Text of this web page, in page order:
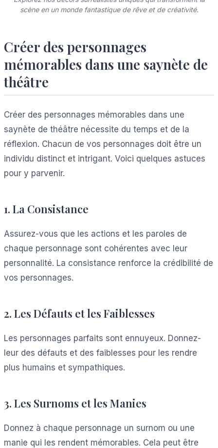
scène en un monde fantastique de rêve et de créativité.
Créer des personnages
mémorables dans une saynète de
théâtre
Créer des personnages mémorables dans une
saynète de théâtre nécessite du temps et de la
réflexion. Chacun de vos personnages doit être un
individu distinct et intrigant. Voici quelques astuces
pour y parvenir.
1. La Consistance
Assurez-vous que les actions et les paroles de
chaque personnage sont cohérentes avec leur
personnalité. La consistance renforce la crédibilité de
vos personnages.
2. Les Défauts et les Faiblesses
Les personnages parfaits sont ennuyeux. Donnez-
leur des défauts et des faiblesses pour les rendre
plus humains et sympathiques.
3. Les Surnoms et les Manies
Donnez à chaque personnage un surnom ou une
manie qui les rendent mémorables. Cela peut être